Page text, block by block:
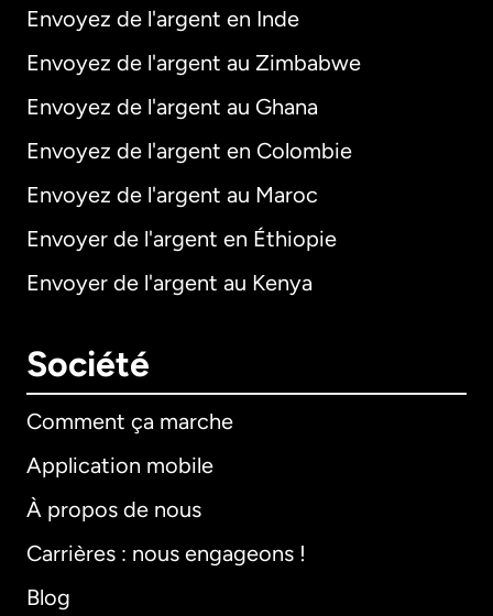
Envoyez de l'argent en Inde
Envoyez de l'argent au Zimbabwe
Envoyez de l'argent au Ghana
Envoyez de l'argent en Colombie
Envoyez de l'argent au Maroc
Envoyer de l'argent en Éthiopie
Envoyer de l'argent au Kenya
Société
Comment ça marche
Application mobile
À propos de nous
Carrières : nous engageons !
Blog